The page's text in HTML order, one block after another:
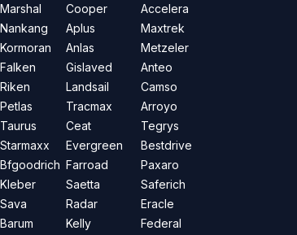
Marshal
Nankang
Kormoran
Falken
Riken
Petlas
Taurus
Starmaxx
Bfgoodrich
Kleber
Sava
Barum
Cooper
Aplus
Anlas
Gislaved
Landsail
Tracmax
Ceat
Evergreen
Farroad
Saetta
Radar
Kelly
Accelera
Maxtrek
Metzeler
Anteo
Camso
Arroyo
Tegrys
Bestdrive
Paxaro
Saferich
Eracle
Federal